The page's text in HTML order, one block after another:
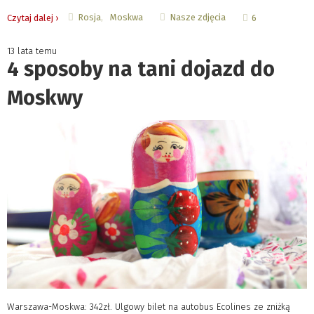
Czytaj dalej › Rosja Moskwa Nasze zdjęcia 6
13 lata temu
4 sposoby na tani dojazd do
Moskwy
Warszawa-Moskwa: 342zł. Ulgowy bilet na autobus Ecolines ze zniżką